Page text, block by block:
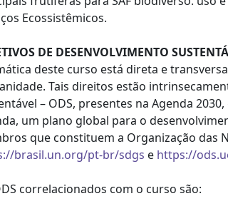
Ecossistêmicos.
DE DESENVOLVIMENTO
deste curso está direta e
Tais direitos estão
– ODS, presentes na Agenda
um plano global para o
que constituem a Organização das
brasil.un.org/pt-br/sdgs e https://
correlacionados com o curso são: